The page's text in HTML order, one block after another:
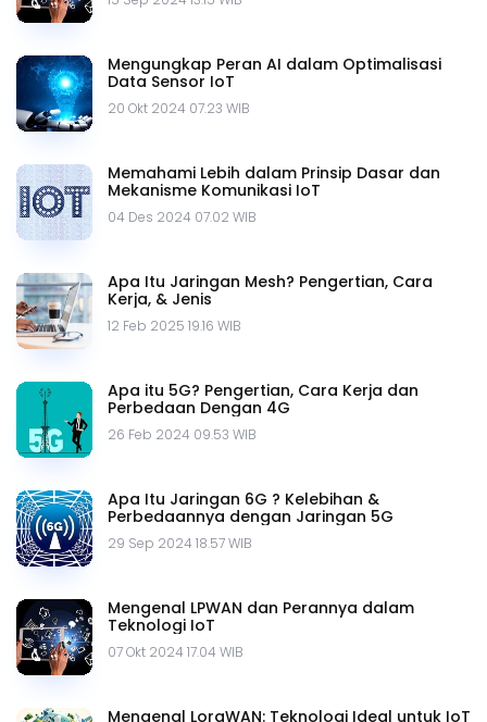
Mengungkap Peran AI dalam Optimalisasi
Data Sensor IoT
20 Okt 2024 07.23 WIB
Memahami Lebih dalam Prinsip Dasar dan
Mekanisme Komunikasi IoT
04 Des 2024 07.02 WIB
Apa Itu Jaringan Mesh? Pengertian, Cara
Kerja, & Jenis
12 Feb 2025 19.16 WIB
Apa itu 5G? Pengertian, Cara Kerja dan
Perbedaan Dengan 4G
26 Feb 2024 09.53 WIB
Apa Itu Jaringan 6G ? Kelebihan &
Perbedaannya dengan Jaringan 5G
29 Sep 2024 18.57 WIB
Mengenal LPWAN dan Perannya dalam
Teknologi IoT
07 Okt 2024 17.04 WIB
Mengenal LoraWAN: Teknologi Ideal untuk IoT